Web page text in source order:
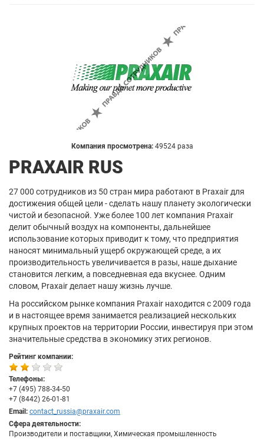
Компания просмотрена: 49524 раза
PRAXAIR RUS
27 000 сотрудников из 50 стран мира работают в Praxair для
достижения общей цели - сделать нашу планету экологически
чистой и безопасной. Уже более 100 лет компания Praxair
делит обычный воздух на компоненты, дальнейшее
использование которых приводит к тому, что предприятия
наносят минимальный ущерб окружающей среде, а их
производительность увеличивается в разы, наше дыхание
становится легким, а повседневная еда вкуснее. Одним
словом, Praxair делает нашу жизнь лучше.
На российском рынке компания Praxair находится с 2009 года
и в настоящее время занимается реализацией нескольких
крупных проектов на территории России, инвестируя при этом
значительные средства в экономику этих регионов.
Рейтинг компании:
Телефоны:
+7 (495) 788-34-50
+7 (8442) 26-01-81
Email: contact_russia@praxair.com
Сфера деятельности:
Производители и поставщики, Химическая промышленность